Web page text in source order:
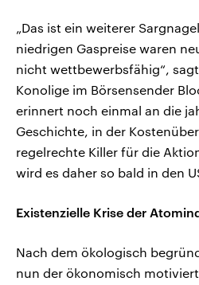
„Das ist ein weiterer
niedrigen Gaspreise waren
nicht wettbewerbsfähig“,
Konolige im Börsensender
erinnert noch einmal an die
Geschichte, in der
regelrechte Killer für die
wird es daher so bald in den
Existenzielle Krise der
Nach dem ökologisch
nun der ökonomisch